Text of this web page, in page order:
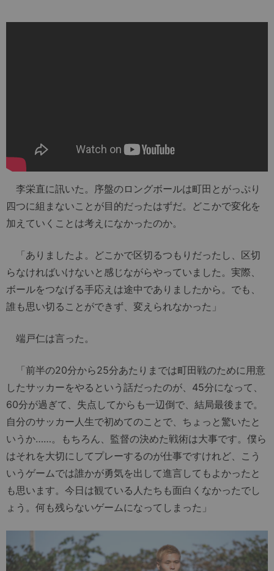
李栄直に訊いた。序盤のロングボールは町田とがっぷり
四つに組まないことが目的だったはずだ。どこかで変化を
加えていくことは考えになかったのか。
「ありましたよ。どこかで区切るつもりだったし、区切
らなければいけないと感じながらやっていました。実際、
ボールをつなげる手応えは途中でありましたから。でも、
誰も思い切ることができず、変えられなかった」
端戸仁は言った。
「前半の20分から25分あたりまでは町田戦のために用意
したサッカーをやるという話だったのが、45分になって、
60分が過ぎて、失点してからも一辺倒で、結局最後まで。
自分のサッカー人生で初めてのことで、ちょっと驚いたと
いうか……。もちろん、監督の決めた戦術は大事です。僕ら
はそれを大切にしてプレーするのが仕事ですけれど、こう
いうゲームでは誰かが勇気を出して進言してもよかったと
も思います。今日は観ている人たちも面白くなかったでし
ょう。何も残らないゲームになってしまった」